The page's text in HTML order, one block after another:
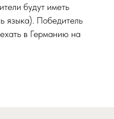
будут иметь
языка). Победитель
в Германию на